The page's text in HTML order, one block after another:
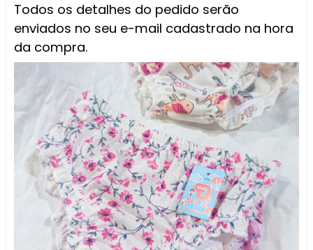
Todos os detalhes do pedido serão
enviados no seu e-mail cadastrado na hora
da compra.